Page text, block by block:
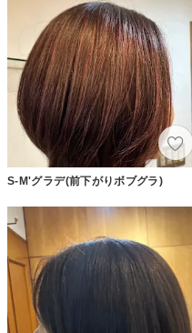
S-M'グラデ(前下がりボブグラ)